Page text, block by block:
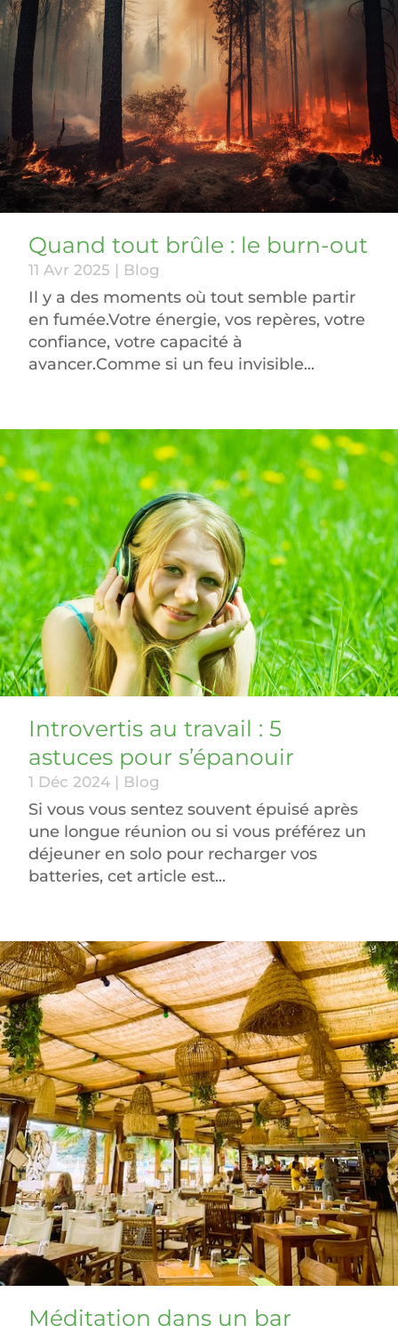
Quand tout brûle : le burn-out
11 Avr 2025 | Blog
Il y a des moments où tout semble partir
en fumée.Votre énergie, vos repères, votre
confiance, votre capacité à
avancer.Comme si un feu invisible...
Introvertis au travail : 5
astuces pour s’épanouir
1 Déc 2024 | Blog
Si vous vous sentez souvent épuisé après
une longue réunion ou si vous préférez un
déjeuner en solo pour recharger vos
batteries, cet article est...
Méditation dans un bar